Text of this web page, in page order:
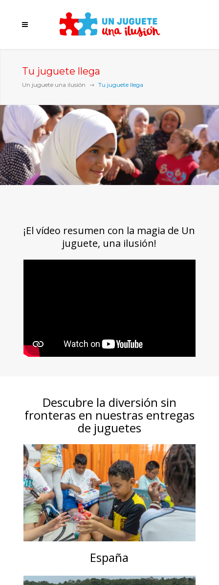
Tu juguete llega
Un juguete una ilusión Tu juguete llega
¡El vídeo resumen con la magia de Un
juguete, una ilusión!
Descubre la diversión sin
fronteras en nuestras entregas
de juguetes
España